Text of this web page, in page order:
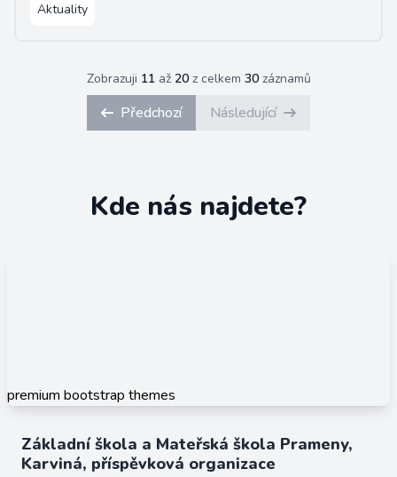
Aktuality
Zobrazuji 11až 20z celkem 30záznamů
Předchozí Následující
Kde nás najdete?
premium bootstrap themes
Základní škola a Mateřská škola Prameny,
Karviná, příspěvková organizace